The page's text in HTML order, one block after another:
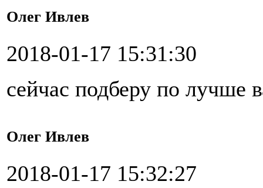
Олег Ивлев
2018-01-17 15:31:30
сейчас подберу по лучше
Олег Ивлев
2018-01-17 15:32:27